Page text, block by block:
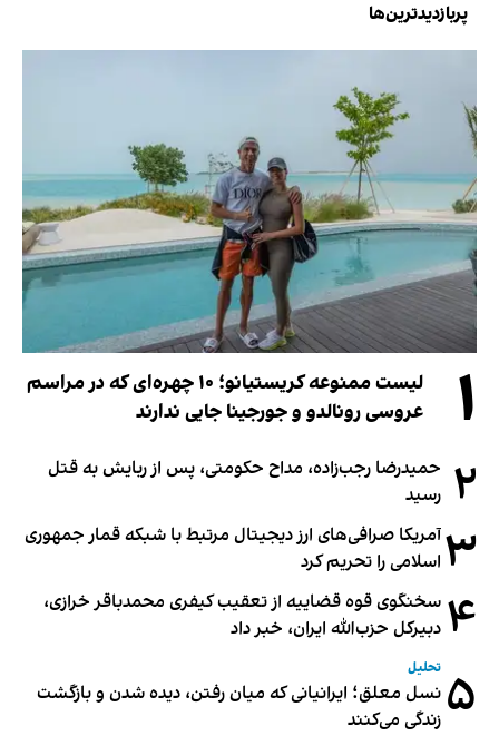
پربازدیدترین‌ها
۱
لیست ممنوعه کریستیانو؛ ۱۰ چهره‌ای که در مراسم
عروسی رونالدو و جورجینا جایی ندارند
۲ حمیدرضا رجب‌زاده، مداح حکومتی، پس از ربایش به قتل
رسید
۳آمریکا صرافی‌های ارز دیجیتال مرتبط با شبکه قمار جمهوری
اسلامی را تحریم کرد
۴ سخنگوی قوه قضاییه از تعقیب کیفری محمدباقر خرازی،
دبیر‌کل حزب‌الله ایران، خبر داد
۵ تحلیل
نسل معلق؛ ایرانیانی که میان رفتن، دیده شدن و بازگشت
زندگی می‌کنند